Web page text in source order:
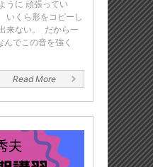
うに 頑張ってい
いくら形をコピーし
来ない。 だから一
でこの音を強く
Read More